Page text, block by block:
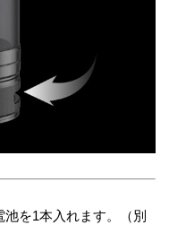
を1本入れます。（別